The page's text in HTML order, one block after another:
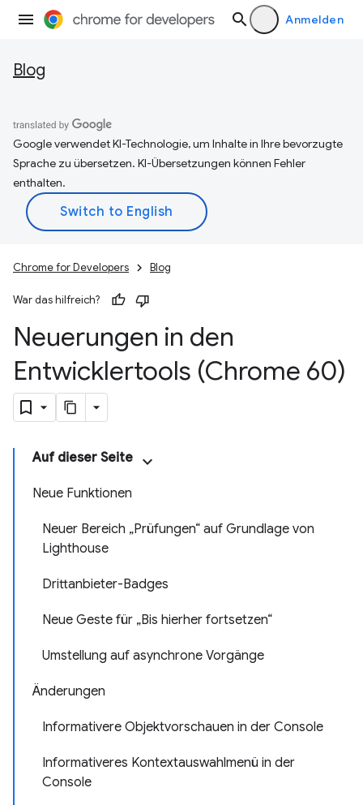
Anmelden
Blog
Google verwendet KI-Technologie, um Inhalte in Ihre bevorzugte
Sprache zu übersetzen. KI-Übersetzungen können Fehler
enthalten.
Chrome for Developers Blog
War das hilfreich?
Neuerungen in den
Entwicklertools (Chrome 60)
Auf dieser Seite
Neue Funktionen
Neuer Bereich „Prüfungen“ auf Grundlage von
Lighthouse
Drittanbieter-Badges
Neue Geste für „Bis hierher fortsetzen“
Umstellung auf asynchrone Vorgänge
Änderungen
Informativere Objektvorschauen in der Console
Informativeres Kontextauswahlmenü in der
Console